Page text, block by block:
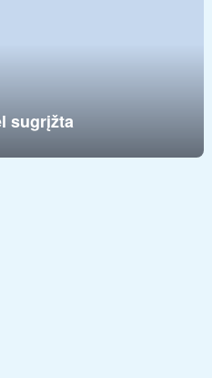
sugrįžta